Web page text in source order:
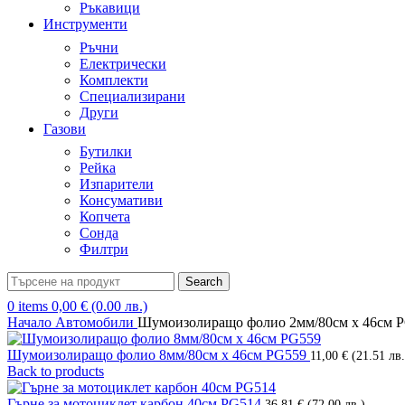
Ръкавици
Инструменти
Ръчни
Електрически
Комплекти
Специализирани
Други
Газови
Бутилки
Рейка
Изпарители
Консумативи
Копчета
Сонда
Филтри
Search
0 items 0,00 € (0.00 лв.)
Начало Автомобили Шумоизолиращо фолио 2мм/80см x 46см
Шумоизолиращо фолио 8мм/80см x 46см PG559 11,00 € (21.51
Back to products